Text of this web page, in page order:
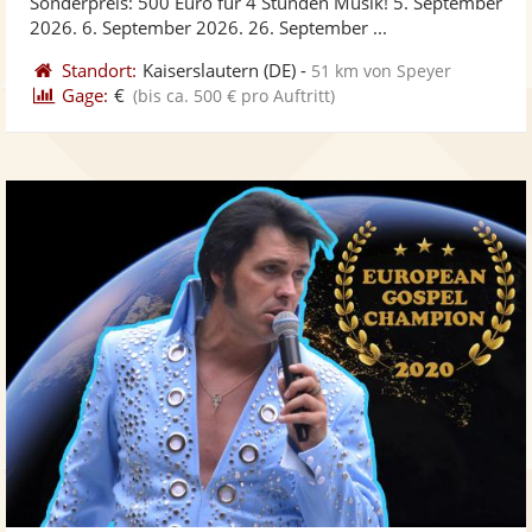
2026. 6. September 2026. 26. September ...
Standort: Kaiserslautern (DE) - 51 km von Speyer
Gage: € (bis ca. 500 € pro Auftritt)